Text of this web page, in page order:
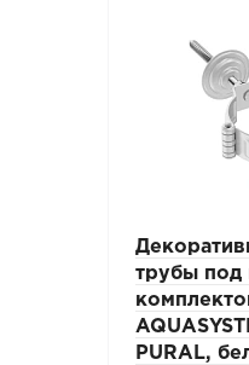
трубы под
PURAL,